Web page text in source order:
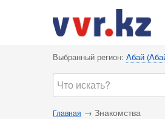
Выбранный регион: Абай
Главная → Знакомства